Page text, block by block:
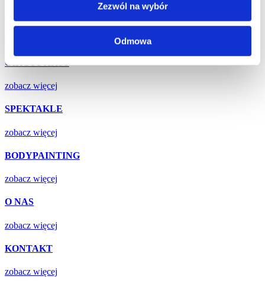
Zezwól na wybór
Odmowa
CIRCUS ARTS
zobacz więcej
SPEKTAKLE
zobacz więcej
BODYPAINTING
zobacz więcej
O NAS
zobacz więcej
KONTAKT
zobacz więcej